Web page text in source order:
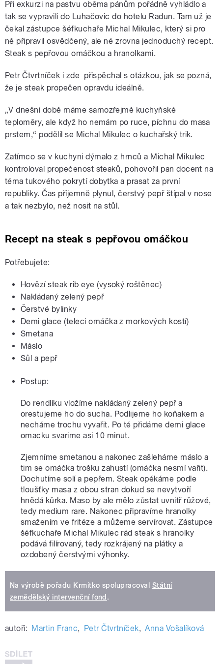
Při exkurzi na pastvu oběma pánům pořádně vyhládlo a
tak se vypravili do Luhačovic do hotelu Radun. Tam už je
čekal zástupce šéfkuchaře Michal Mikulec, který si pro
ně připravil osvědčený, ale né zrovna jednoduchý recept.
Steak s pepřovou omáčkou a hranolkami.
Petr Čtvrtníček i zde přispěchal s otázkou, jak se pozná,
že je steak propečen opravdu ideálně.
„V dnešní době máme samozřejmě kuchyňské
teploměry, ale když ho nemám po ruce, píchnu do masa
prstem,“ podělil se Michal Mikulec o kuchařský trik.
Zatímco se v kuchyni dýmalo z hrnců a Michal Mikulec
kontroloval propečenost steaků, pohovořil pan docent na
téma tukového pokrytí dobytka a prasat za první
republiky. Čas příjemně plynul, čerstvý pepř štípal v nose
a tak nezbylo, než nosit na stůl.
Recept na steak s pepřovou omáčkou
Potřebujete:
Hovězí steak rib eye (vysoký roštěnec)
Nakládaný zelený pepř
Čerstvé bylinky
Demi glace (teleci omáčka z morkových kostí)
Smetana
Máslo
Sůl a pepř
Postup:
Do rendlíku vložíme nakládaný zelený pepř a
orestujeme ho do sucha. Podlijeme ho koňakem a
necháme trochu vyvařit. Po té přidáme demi glace
omacku svarime asi 10 minut.
Zjemníme smetanou a nakonec zašleháme máslo a
tim se omáčka trošku zahustí (omáčka nesmí vařit).
Dochutíme solí a pepřem. Steak opékáme podle
tloušťky masa z obou stran dokud se nevytvoří
hnědá kůrka. Maso by ale mělo zůstat uvnitř růžové,
tedy medium rare. Nakonec připravíme hranolky
smažením ve fritéze a můžeme servírovat. Zástupce
šéfkuchaře Michal Mikulec rád steak s hranolky
podává filírovaný, tedy rozkrájený na plátky a
ozdobený čerstvými výhonky.
Na výrobě pořadu Krmítko spolupracoval Státní
zemědělský intervenční fond .
autoři: Martin Franc, Petr Čtvrtníček, Anna Vošalíková